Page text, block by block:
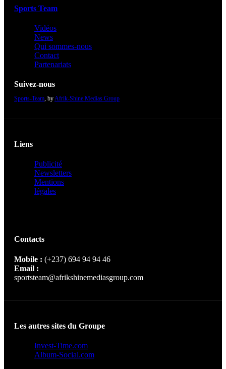
Sports Team
Vidéos
News
Qui sommes-nous
Contact
Partenariats
Suivez-nous
Sports-Team , by Afrik-Shine Medias Group
Liens
Publicité
Newsletters
Mentions
légales
Contacts
Mobile : (+237) 694 94 94 46
Email :
sportsteam@afrikshinemediasgroup.com
Les autres sites du Groupe
Invest-Time.com
Album-Social.com